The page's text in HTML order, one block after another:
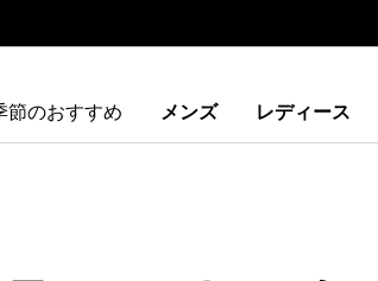
のおすすめ メンズ レディース